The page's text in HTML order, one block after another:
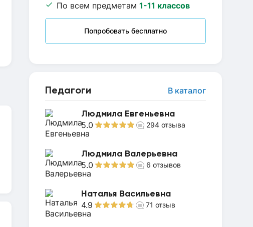
По всем предметам 1-11 классов
Попробовать бесплатно
Педагоги В каталог
Людмила Евгеньевна
5.0 294 отзыва
Людмила Валерьевна
5.0 6 отзывов
Наталья Васильевна
4.9 71 отзыв